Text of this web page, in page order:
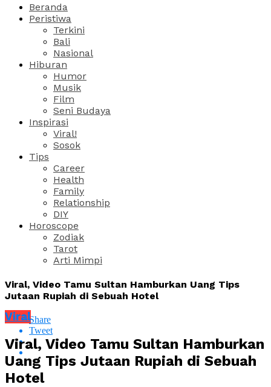
Beranda
Peristiwa
Terkini
Bali
Nasional
Hiburan
Humor
Musik
Film
Seni Budaya
Inspirasi
Viral!
Sosok
Tips
Career
Health
Family
Relationship
DIY
Horoscope
Zodiak
Tarot
Arti Mimpi
Viral, Video Tamu Sultan Hamburkan Uang Tips
Jutaan Rupiah di Sebuah Hotel
Share
Tweet
Viral
Viral, Video Tamu Sultan Hamburkan
Uang Tips Jutaan Rupiah di Sebuah
Hotel